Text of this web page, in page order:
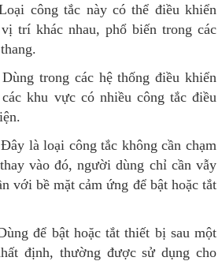
công tắc này có thể điều khiển
trí khác nhau, phổ biến trong các
trong các hệ thống điều khiển
khu vực có nhiều công tắc điều
là loại công tắc không cần chạm
vào đó, người dùng chỉ cần vẫy
với bề mặt cảm ứng để bật hoặc tắt
để bật hoặc tắt thiết bị sau một
định, thường được sử dụng cho